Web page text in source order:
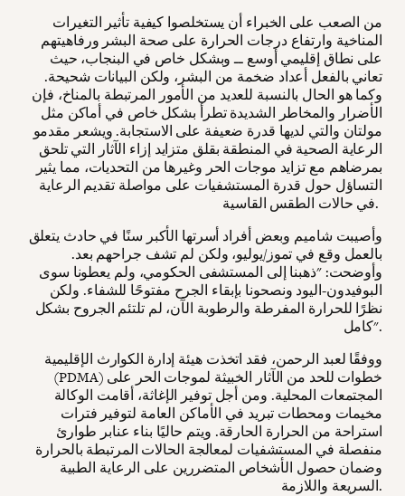
من الصعب على الخبراء أن يستخلصوا كيفية تأثير التغيرات
المناخية وارتفاع درجات الحرارة على صحة البشر ورفاهيتهم
على نطاق إقليمي أوسع ــ وبشكل خاص في البنجاب، حيث
تعاني بالفعل أعداد ضخمة من البشر، ولكن البيانات شحيحة.
وكما هو الحال بالنسبة للعديد من الأمور المرتبطة بالمناخ، فإن
الأضرار والمخاطر الشديدة تطرأ بشكل خاص في أماكن مثل
مولتان والتي لديها قدرة ضعيفة على الاستجابة. ويشعر مقدمو
الرعاية الصحية في المنطقة بقلق متزايد إزاء الآثار التي تلحق
بمرضاهم مع تزايد موجات الحر وغيرها من التحديات، مما يثير
التساؤل حول قدرة المستشفيات على مواصلة تقديم الرعاية
في حالات الطقس القاسية.
وأصيبت شاميم وبعض أفراد أسرتها الأكبر سنًا في حادث يتعلق
بالعمل وقع في تموز/يوليو، ولكن لم تشف جراحهم بعد.
وأوضحت: "ذهبنا إلى المستشفى الحكومي، ولم يعطونا سوى
البوفيدون-اليود ونصحونا بإبقاء الجرح مفتوحًا للشفاء. ولكن
نظرًا للحرارة المفرطة والرطوبة الآن، لم تلتئم الجروح بشكل
كامل".
ووفقًا لعبد الرحمن، فقد اتخذت هيئة إدارة الكوارث الإقليمية
(PDMA) خطوات للحد من الآثار الخبيثة لموجات الحر على
المجتمعات المحلية. ومن أجل توفير الإغاثة، أقامت الوكالة
مخيمات ومحطات تبريد في الأماكن العامة لتوفير فترات
استراحة من الحرارة الحارقة. ويتم حاليًا بناء عنابر طوارئ
منفصلة في المستشفيات لمعالجة الحالات المرتبطة بالحرارة
وضمان حصول الأشخاص المتضررين على الرعاية الطبية
السريعة واللازمة.